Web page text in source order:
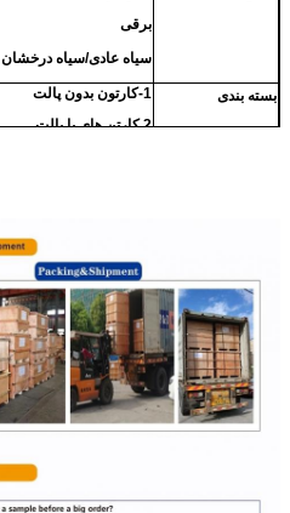
برقی
سیاه عادی/سیاه درخشان
بسته بندی
1-کارتون بدون پالت
2. کارتن هاي با پالت